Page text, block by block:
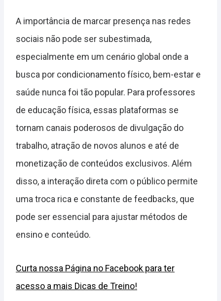
A importância de marcar presença nas redes
sociais não pode ser subestimada,
especialmente em um cenário global onde a
busca por condicionamento físico, bem-estar e
saúde nunca foi tão popular. Para professores
de educação física, essas plataformas se
tornam canais poderosos de divulgação do
trabalho, atração de novos alunos e até de
monetização de conteúdos exclusivos. Além
disso, a interação direta com o público permite
uma troca rica e constante de feedbacks, que
pode ser essencial para ajustar métodos de
ensino e conteúdo.
Curta nossa Página no Facebook para ter
acesso a mais Dicas de Treino!